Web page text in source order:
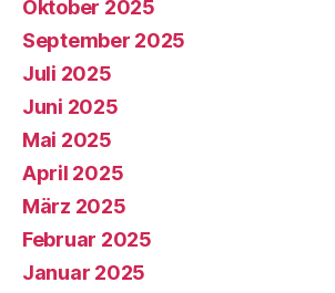
Oktober 2025
September 2025
Juli 2025
Juni 2025
Mai 2025
April 2025
März 2025
Februar 2025
Januar 2025